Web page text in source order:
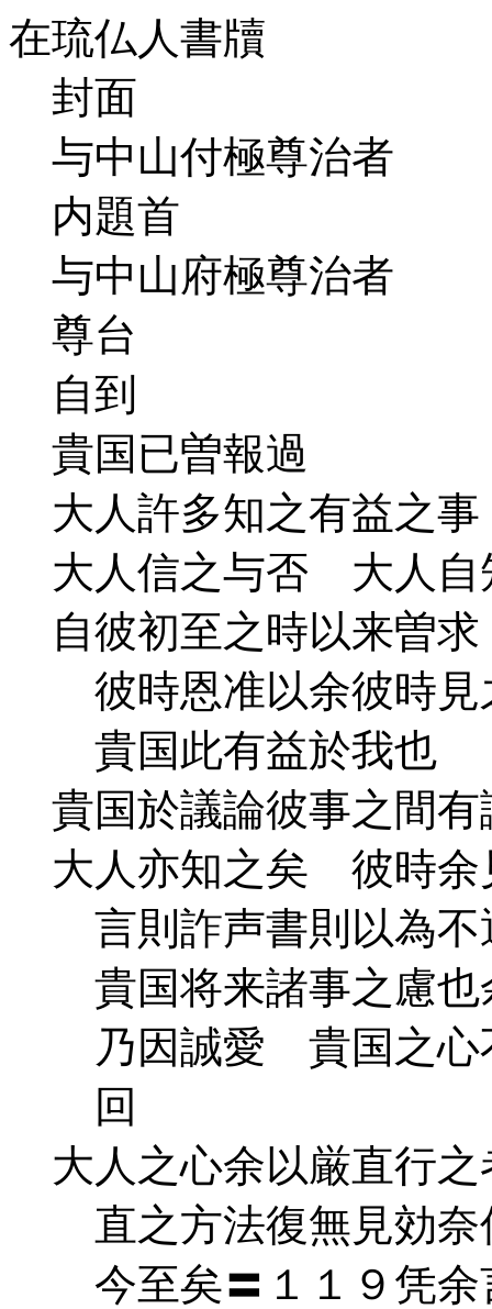
在琉仏人書牘
封面
与中山付極尊治者
内題首
与中山府極尊治者
尊台
自到
貴国已曽報過
大人許多知之有益之事
大人信之与否 大人自
自彼初至之時以来曽
彼時恩准以余彼時見
貴国此有益於我也
貴国於議論彼事之間有
大人亦知之矣 彼時
言則詐声書則以為不
貴国将来諸事之慮也
乃因誠愛 貴国之心
回
大人之心余以厳直行之
直之方法復無見効奈
今至矣〓１１９凭余